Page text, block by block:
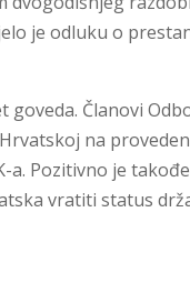
je odluku o
Članovi
na
a. Pozitivno je
vratiti status